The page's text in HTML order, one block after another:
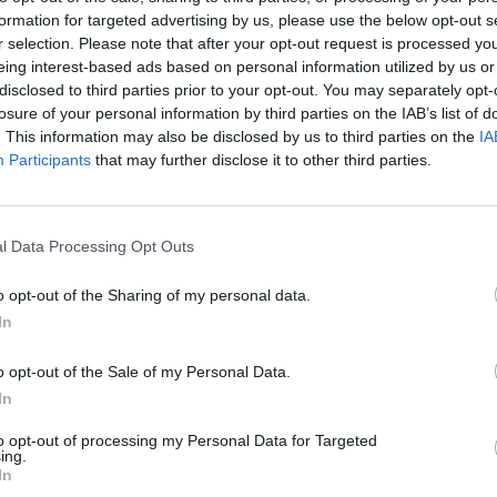
for targeted advertising by us, please use the below opt-out
selection. Please note that after your opt-out request is processed
interest-based ads based on personal information utilized by us
to third parties prior to your opt-out. You may separately
of your personal information by third parties on the IAB’s list of
This information may also be disclosed by us to third parties on the
Participants that may further disclose it to other third parties.
Data Processing Opt Outs
opt-out of the Sharing of my personal data.
opt-out of the Sale of my Personal Data.
opt-out of processing my Personal Data for Targeted
padaręs rimtų pažeidimų, bet akivaizdu, kad
nėra“, – rašoma laiške.
veiklos vertinimas de facto reikštų kišimąsi į
nepriklausomumą, pažeidžiant Europoje
EBU atstovas.
priimti laikinosios komisijos pirmininko
kvietimo stebėtojų teisėmis dalyvauti